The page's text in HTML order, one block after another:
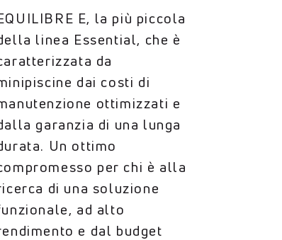
E, la più piccola
linea Essential, che è
da
dai costi di
ottimizzati e
garanzia di una lunga
Un ottimo
per chi è alla
di una soluzione
ad alto
e dal budget